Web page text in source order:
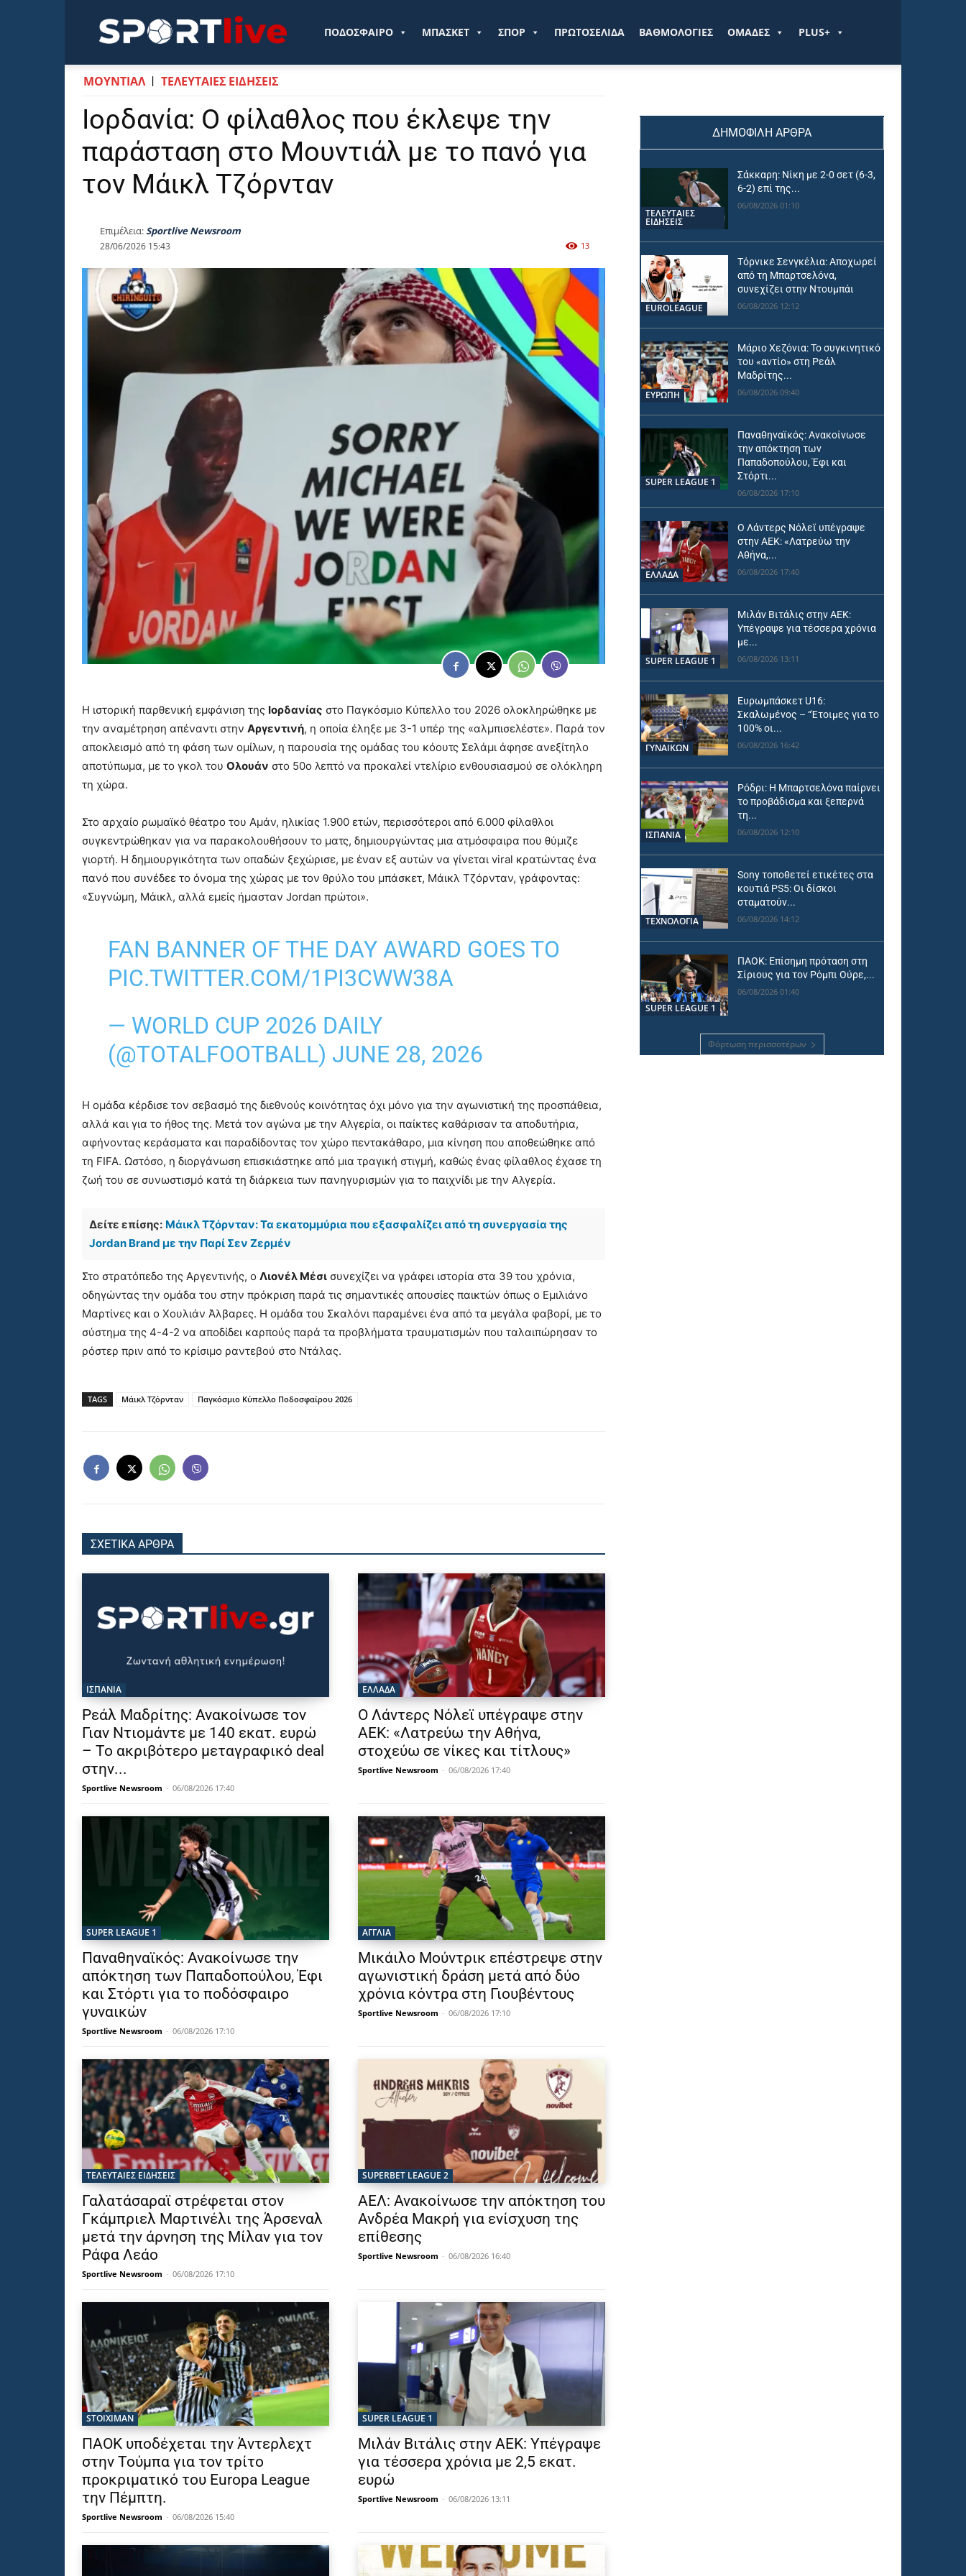
Sportlive.grΠΟΔΟΣΦΑΙΡΟ ΜΠΑΣΚΕΤ ΣΠΟΡ ΠΡΩΤΟΣΕΛΙΔΑ ΒΑΘΜΟΛΟΓΙΕΣ ΟΜΑΔΕΣ PLUS+
ΜΟΥΝΤΙΆΛ ΤΕΛΕΥΤΑΙΕΣ ΕΙΔΗΣΕΙΣ
Ιορδανία: Ο φίλαθλος που έκλεψε την
παράσταση στο Μουντιάλ με το πανό για
τον Μάικλ Τζόρνταν
Επιμέλεια:Sportlive Newsroom
28/06/2026 15:43 13
Η ιστορική παρθενική εμφάνιση της Ιορδανίας στο Παγκόσμιο Κύπελλο του 2026 ολοκληρώθηκε με
την αναμέτρηση απέναντι στην Αργεντινή, η οποία έληξε με 3-1 υπέρ της «αλμπισελέστε». Παρά τον
αποκλεισμό από τη φάση των ομίλων, η παρουσία της ομάδας του κόουτς Σελάμι άφησε ανεξίτηλο
αποτύπωμα, με το γκολ του Ολουάν στο 50ο λεπτό να προκαλεί ντελίριο ενθουσιασμού σε ολόκληρη
τη χώρα.
Στο αρχαίο ρωμαϊκό θέατρο του Αμάν, ηλικίας 1.900 ετών, περισσότεροι από 6.000 φίλαθλοι
συγκεντρώθηκαν για να παρακολουθήσουν το ματς, δημιουργώντας μια ατμόσφαιρα που θύμιζε
γιορτή. Η δημιουργικότητα των οπαδών ξεχώρισε, με έναν εξ αυτών να γίνεται viral κρατώντας ένα
πανό που συνέδεε το όνομα της χώρας με τον θρύλο του μπάσκετ, Μάικλ Τζόρνταν, γράφοντας:
«Συγνώμη, Μάικλ, αλλά εμείς ήμασταν Jordan πρώτοι».
FAN BANNER OF THE DAY AWARD GOES TO
PIC.TWITTER.COM/1PI3CWW38A
— WORLD CUP 2026 DAILY
(@TOTALFOOTBALL) JUNE 28, 2026
Η ομάδα κέρδισε τον σεβασμό της διεθνούς κοινότητας όχι μόνο για την αγωνιστική της προσπάθεια,
αλλά και για το ήθος της. Μετά τον αγώνα με την Αλγερία, οι παίκτες καθάρισαν τα αποδυτήρια,
αφήνοντας κεράσματα και παραδίδοντας τον χώρο πεντακάθαρο, μια κίνηση που αποθεώθηκε από
τη FIFA. Ωστόσο, η διοργάνωση επισκιάστηκε από μια τραγική στιγμή, καθώς ένας φίλαθλος έχασε τη
ζωή του σε συνωστισμό κατά τη διάρκεια των πανηγυρισμών για το παιχνίδι με την Αλγερία.
Δείτε επίσης: Μάικλ Τζόρνταν: Τα εκατομμύρια που εξασφαλίζει από τη συνεργασία της
Jordan Brand με την Παρί Σεν Ζερμέν
Στο στρατόπεδο της Αργεντινής, ο Λιονέλ Μέσι συνεχίζει να γράφει ιστορία στα 39 του χρόνια,
οδηγώντας την ομάδα του στην πρόκριση παρά τις σημαντικές απουσίες παικτών όπως ο Εμιλιάνο
Μαρτίνες και ο Χουλιάν Άλβαρες. Η ομάδα του Σκαλόνι παραμένει ένα από τα μεγάλα φαβορί, με το
σύστημα της 4-4-2 να αποδίδει καρπούς παρά τα προβλήματα τραυματισμών που ταλαιπώρησαν το
ρόστερ πριν από το κρίσιμο ραντεβού στο Ντάλας.
TAGS Μάικλ Τζόρνταν Παγκόσμιο Κύπελλο Ποδοσφαίρου 2026
ΣΧΕΤΙΚΑ ΑΡΘΡΑ
ΙΣΠΑΝΙΑ
Ρεάλ Μαδρίτης: Ανακοίνωσε τον
Γιαν Ντιομάντε με 140 εκατ. ευρώ
– Το ακριβότερο μεταγραφικό deal
στην...
Sportlive Newsroom - 06/08/2026 17:40
ΕΛΛΑΔΑ
Ο Λάντερς Νόλεϊ υπέγραψε στην
ΑΕΚ: «Λατρεύω την Αθήνα,
στοχεύω σε νίκες και τίτλους»
Sportlive Newsroom - 06/08/2026 17:40
SUPER LEAGUE 1
Παναθηναϊκός: Ανακοίνωσε την
απόκτηση των Παπαδοπούλου, Έφι
και Στόρτι για το ποδόσφαιρο
γυναικών
Sportlive Newsroom - 06/08/2026 17:10
ΑΓΓΛΙΑ
Μικάιλο Μούντρικ επέστρεψε στην
αγωνιστική δράση μετά από δύο
χρόνια κόντρα στη Γιουβέντους
Sportlive Newsroom - 06/08/2026 17:10
ΤΕΛΕΥΤΑΙΕΣ ΕΙΔΗΣΕΙΣ
Γαλατάσαραϊ στρέφεται στον
Γκάμπριελ Μαρτινέλι της Άρσεναλ
μετά την άρνηση της Μίλαν για τον
Ράφα Λεάο
Sportlive Newsroom - 06/08/2026 17:10
SUPERBET LEAGUE 2
ΑΕΛ: Ανακοίνωσε την απόκτηση του
Ανδρέα Μακρή για ενίσχυση της
επίθεσης
Sportlive Newsroom - 06/08/2026 16:40
STOIXIMAN
ΠΑΟΚ υποδέχεται την Άντερλεχτ
στην Τούμπα για τον τρίτο
προκριματικό του Europa League
την Πέμπτη.
Sportlive Newsroom - 06/08/2026 15:40
SUPER LEAGUE 1
Μιλάν Βιτάλις στην ΑΕΚ: Υπέγραψε
για τέσσερα χρόνια με 2,5 εκατ.
ευρώ
Sportlive Newsroom - 06/08/2026 13:11
ΔΗΜΟΦΙΛΗ ΑΡΘΡΑ
ΤΕΛΕΥΤΑΙΕΣ
ΕΙΔΗΣΕΙΣ
Σάκκαρη: Νίκη με 2-0 σετ (6-3,
6-2) επί της...
06/08/2026 01:10
EUROLEAGUE
Τόρνικε Σενγκέλια: Αποχωρεί
από τη Μπαρτσελόνα,
συνεχίζει στην Ντουμπάι
06/08/2026 12:12
ΕΥΡΩΠΗ
Μάριο Χεζόνια: Το συγκινητικό
του «αντίο» στη Ρεάλ
Μαδρίτης...
06/08/2026 09:40
SUPER LEAGUE 1
Παναθηναϊκός: Ανακοίνωσε
την απόκτηση των
Παπαδοπούλου, Έφι και
Στόρτι...
06/08/2026 17:10
ΕΛΛΑΔΑ
Ο Λάντερς Νόλεϊ υπέγραψε
στην ΑΕΚ: «Λατρεύω την
Αθήνα,...
06/08/2026 17:40
SUPER LEAGUE 1
Μιλάν Βιτάλις στην ΑΕΚ:
Υπέγραψε για τέσσερα χρόνια
με...
06/08/2026 13:11
ΓΥΝΑΙΚΩΝ
Ευρωμπάσκετ U16:
Σκαλωμένος – “Έτοιμες για το
100% οι...
06/08/2026 16:42
ΙΣΠΑΝΙΑ
Ρόδρι: Η Μπαρτσελόνα παίρνει
το προβάδισμα και ξεπερνά
τη...
06/08/2026 12:10
ΤΕΧΝΟΛΟΓΙΑ
Sony τοποθετεί ετικέτες στα
κουτιά PS5: Οι δίσκοι
σταματούν...
06/08/2026 14:12
SUPER LEAGUE 1
ΠΑΟΚ: Επίσημη πρόταση στη
Σίριους για τον Ρόμπι Ούρε,...
06/08/2026 01:40
Φόρτωση περισσοτέρων